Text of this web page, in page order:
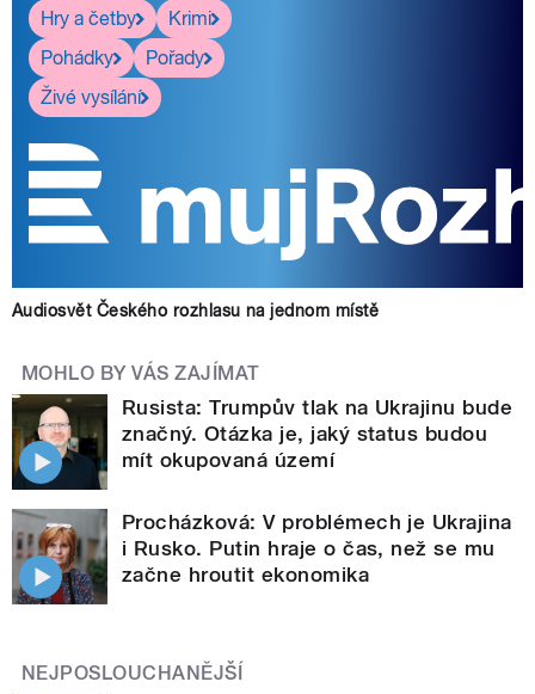
Hry a četby
Krimi
Pohádky
Pořady
Živé vysílání
Audiosvět Českého rozhlasu na jednom místě
MOHLO BY VÁS ZAJÍMAT
Rusista: Trumpův tlak na Ukrajinu bude
značný. Otázka je, jaký status budou
mít okupovaná území
Procházková: V problémech je Ukrajina
i Rusko. Putin hraje o čas, než se mu
začne hroutit ekonomika
NEJPOSLOUCHANĚJŠÍ